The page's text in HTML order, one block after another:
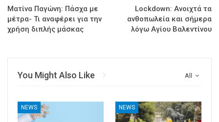
Ματίνα Παγώνη: Πάσχα με
μέτρα- Τι αναφέρει για την
χρήση διπλής μάσκας
Lockdown: Ανοιχτά τα
ανθοπωλεία και σήμερα
λόγω Αγίου Βαλεντίνου
All
You Might Also Like
NEWS NEWS